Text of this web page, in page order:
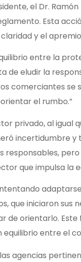
el Dr.
Esta
y el
entre la
de eludir la
comerciantes
el rumbo.”
privado, al igual
incertidumbre y
responsables,
que impulsa la
que iniciaron
de orientarlo.
entre el
agencias